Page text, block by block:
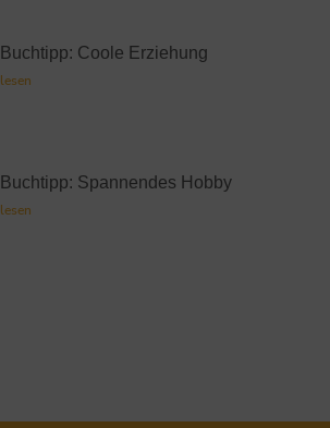
Buchtipp: Coole Erziehung
lesen
Buchtipp: Spannendes Hobby
lesen